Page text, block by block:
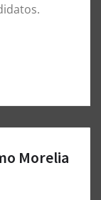
Morelia